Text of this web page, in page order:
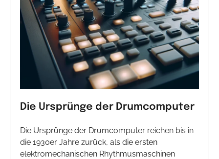
Die Ursprünge der Drumcomputer
Die Ursprünge der Drumcomputer reichen bis in
die 1930er Jahre zurück, als die ersten
elektromechanischen Rhythmusmaschinen